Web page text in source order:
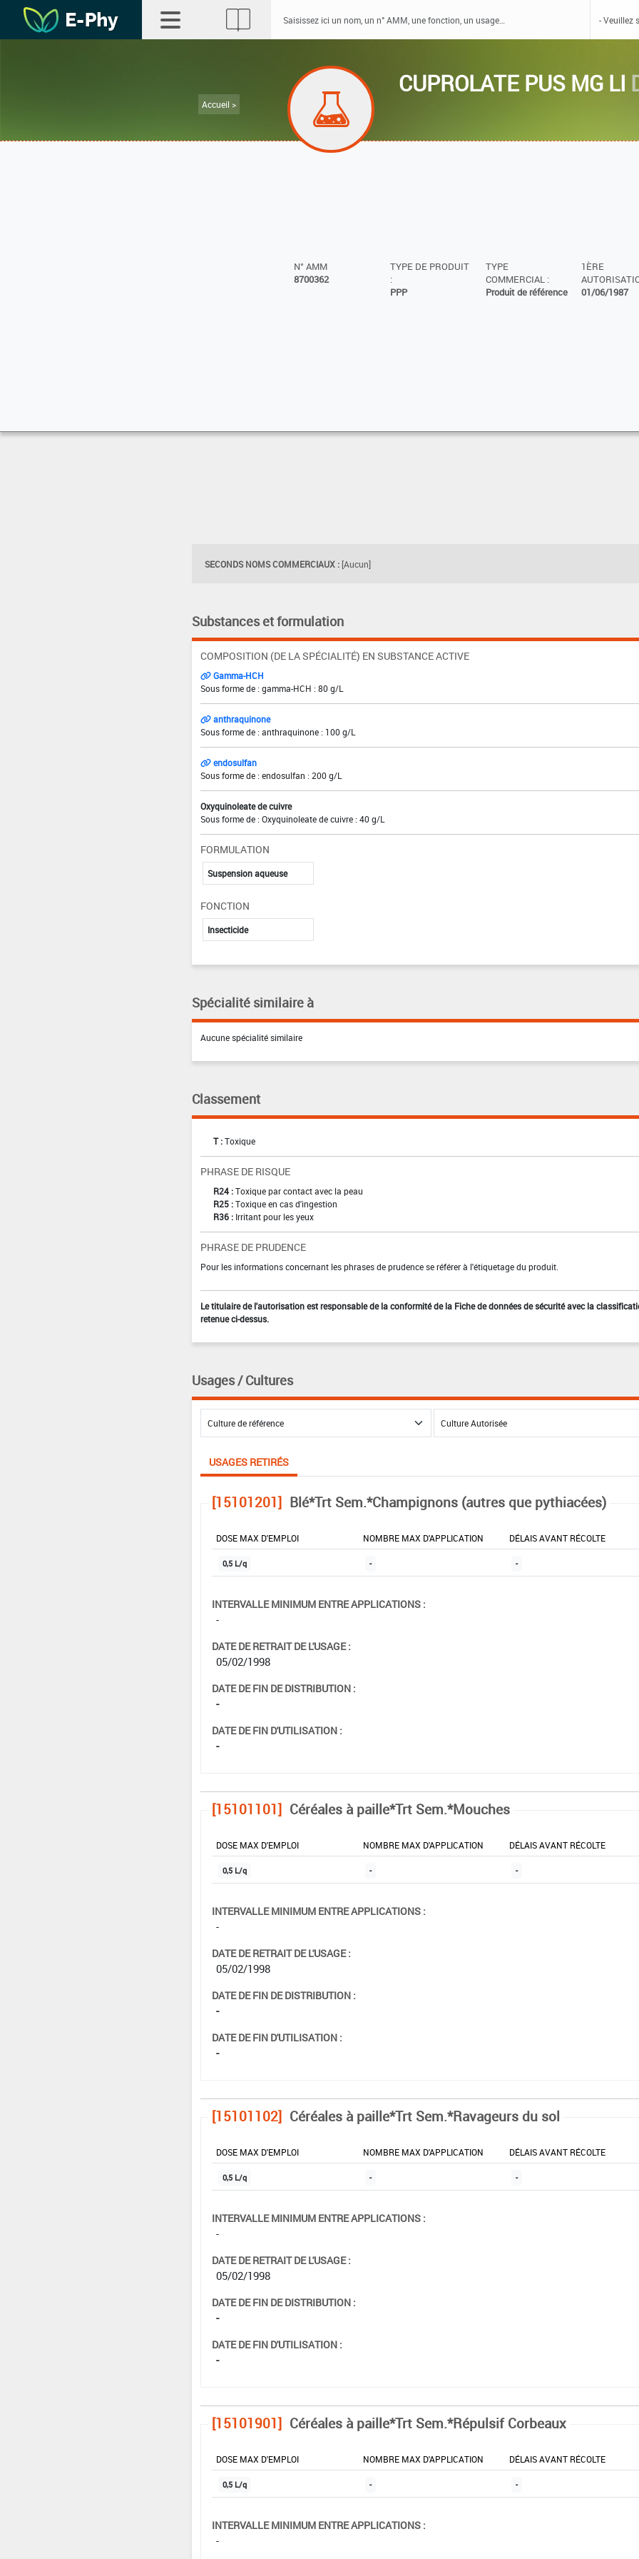
Accueil >
CUPROLATE PUS MG LI
N° AMM
8700362
TYPE DE PRODUIT
:
PPP
TYPE
COMMERCIAL :
Produit de référence
1ÈRE
01/06/1987
SECONDS NOMS COMMERCIAUX : [Aucun]
Substances et formulation
COMPOSITION (DE LA SPÉCIALITÉ) EN SUBSTANCE ACTIVE
Gamma-HCH
Sous forme de : gamma-HCH : 80 g/L
anthraquinone
Sous forme de : anthraquinone : 100 g/L
endosulfan
Sous forme de : endosulfan : 200 g/L
Oxyquinoleate de cuivre
Sous forme de : Oxyquinoleate de cuivre : 40 g/L
FORMULATION
Suspension aqueuse
FONCTION
Insecticide
Spécialité similaire à
Aucune spécialité similaire
Classement
T : Toxique
PHRASE DE RISQUE
R24 : Toxique par contact avec la peau
R25 : Toxique en cas d'ingestion
R36 : Irritant pour les yeux
PHRASE DE PRUDENCE
Pour les informations concernant les phrases de prudence se référer à l'étiquetage du produit.
Le titulaire de l'autorisation est responsable de la conformité de la Fiche de données de sécurité avec la
retenue ci-dessus.
Usages / Cultures
USAGES RETIRÉS
[15101201] Blé*Trt Sem.*Champignons (autres que pythiacées)
DOSE MAX D'EMPLOI NOMBRE MAX D'APPLICATION DÉLAIS AVANT RÉCOLTE
0,5 L/q - -
INTERVALLE MINIMUM ENTRE APPLICATIONS :
-
DATE DE RETRAIT DE L'USAGE :
05/02/1998
DATE DE FIN DE DISTRIBUTION :
-
DATE DE FIN D'UTILISATION :
-
[15101101] Céréales à paille*Trt Sem.*Mouches
DOSE MAX D'EMPLOI NOMBRE MAX D'APPLICATION DÉLAIS AVANT RÉCOLTE
0,5 L/q - -
INTERVALLE MINIMUM ENTRE APPLICATIONS :
-
DATE DE RETRAIT DE L'USAGE :
05/02/1998
DATE DE FIN DE DISTRIBUTION :
-
DATE DE FIN D'UTILISATION :
-
[15101102] Céréales à paille*Trt Sem.*Ravageurs du sol
DOSE MAX D'EMPLOI NOMBRE MAX D'APPLICATION DÉLAIS AVANT RÉCOLTE
0,5 L/q - -
INTERVALLE MINIMUM ENTRE APPLICATIONS :
-
DATE DE RETRAIT DE L'USAGE :
05/02/1998
DATE DE FIN DE DISTRIBUTION :
-
DATE DE FIN D'UTILISATION :
-
[15101901] Céréales à paille*Trt Sem.*Répulsif Corbeaux
DOSE MAX D'EMPLOI NOMBRE MAX D'APPLICATION DÉLAIS AVANT RÉCOLTE
0,5 L/q - -
INTERVALLE MINIMUM ENTRE APPLICATIONS :
-